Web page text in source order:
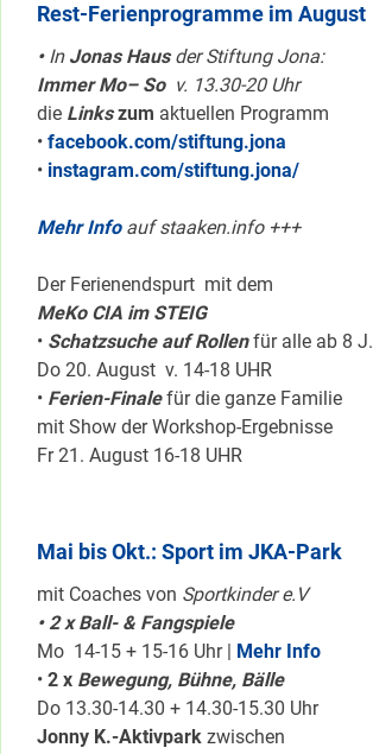
Rest-Ferienprogramme im August
•InJonas Hausder Stiftung Jona:
Immer Mo– So v. 13.30-20 Uhr
die Linkszum aktuellen Programm
• facebook.com/stiftung.jona
• instagram.com/stiftung.jona/
Mehr Infoauf staaken.info +++
Der Ferienendspurt mit dem
MeKo CIA im STEIG
• Schatzsuche auf Rollenfür alle ab 8 J.
Do 20. August v. 14-18 UHR
• Ferien-Finalefür die ganze Familie
mit Show der Workshop-Ergebnisse
Fr 21. August 16-18 UHR
Mai bis Okt.: Sport im JKA-Park
mit Coaches von Sportkinder e.V
• 2 x Ball- & Fangspiele
Mo 14-15 + 15-16 Uhr | Mehr Info
• 2 x Bewegung, Bühne, Bälle
Do 13.30-14.30 + 14.30-15.30 Uhr
Jonny K.-Aktivpark zwischen